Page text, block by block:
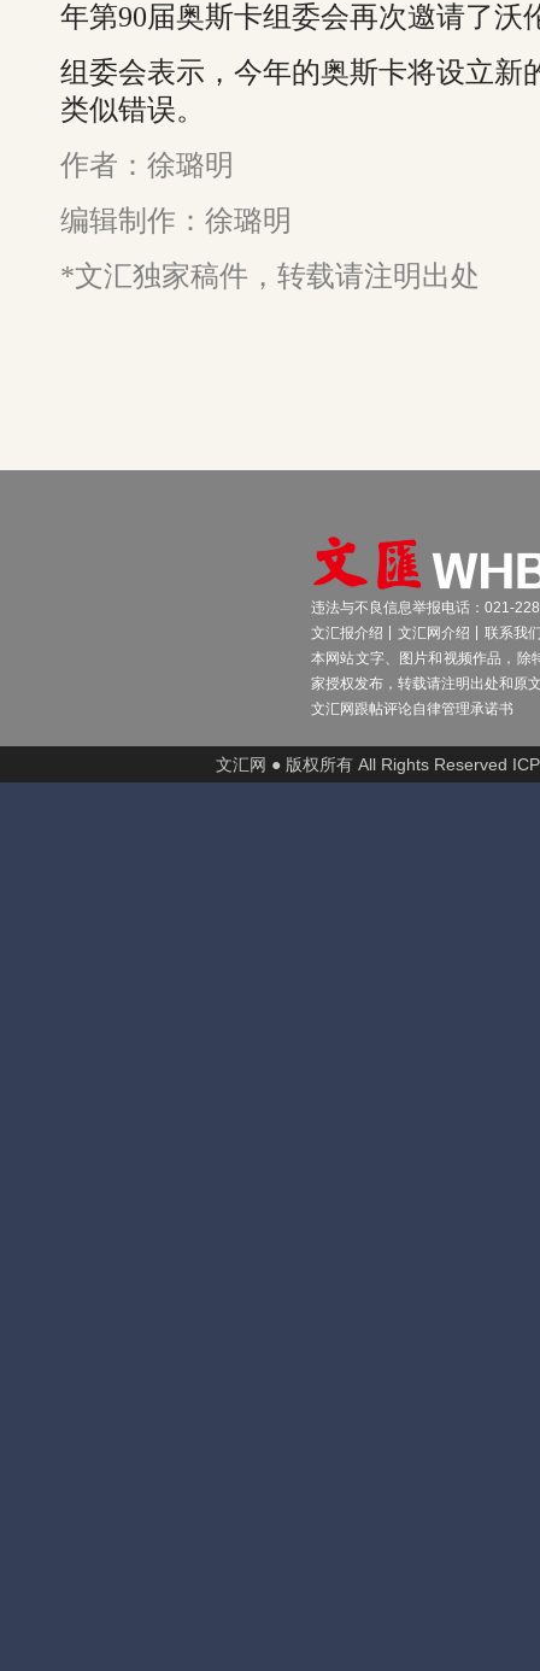
年第90届奥斯卡组委会再次邀请了沃
组委会表示，今年的奥斯卡将设立新
类似错误。
作者：徐璐明
编辑制作：徐璐明
*文汇独家稿件，转载请注明出处
违法与不良信息举报电话：021-
文汇报介绍
文汇网介绍
联系我
本网站文字、图片和视频作品，除
家授权发布，转载请注明出处和原
文汇网跟帖评论自律管理承诺书
文汇网 ● 版权所有 All Rights Reserved